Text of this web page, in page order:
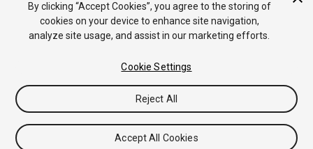
By clicking “Accept Cookies”, you agree to the storing of
cookies on your device to enhance site navigation,
analyze site usage, and assist in our marketing efforts.
Cookie Settings
Reject All
Accept All Cookies